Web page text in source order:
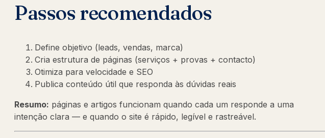
Passos recomendados
Define objetivo (leads, vendas, marca)
Cria estrutura de páginas (serviços + provas + contacto)
Otimiza para velocidade e SEO
Publica conteúdo útil que responda às dúvidas reais
Resumo: páginas e artigos funcionam quando cada um responde a uma
intenção clara — e quando o site é rápido, legível e rastreável.